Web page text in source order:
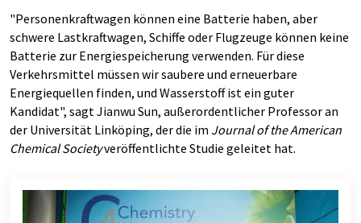
"Personenkraftwagen können eine Batterie haben, aber
schwere Lastkraftwagen, Schiffe oder Flugzeuge können keine
Batterie zur Energiespeicherung verwenden. Für diese
Verkehrsmittel müssen wir saubere und erneuerbare
Energiequellen finden, und Wasserstoff ist ein guter
Kandidat", sagt Jianwu Sun, außerordentlicher Professor an
der Universität Linköping, der die im Journal of the American
Chemical Societyveröffentlichte Studie geleitet hat.